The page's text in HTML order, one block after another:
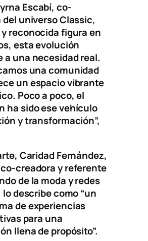
Escabí, co-
universo Classic,
reconocida figura en
esta evolución
a una necesidad real.
una comunidad
un espacio vibrante
Poco a poco, el
ha sido ese vehículo
y transformación”,
Caridad Fernández,
creadora y referente
de la moda y redes
describe como “un
de experiencias
para una
llena de propósito”.